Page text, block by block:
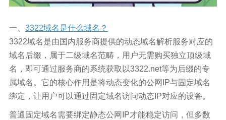
一、 3322域名是什么域名？
3322域名是由国内服务商提供的动态域名解析服务对应的
域名后缀，属于二级域名范畴，用户无需购买独立顶级域
名，即可通过服务商的系统获取以3322.net等为后缀的专
属域名。它的核心作用是将动态变化的公网IP与固定域名
绑定，让用户可以通过固定域名访问动态IP对应的设备。
普通固定域名需要绑定静态公网IP才能稳定访问，但多数